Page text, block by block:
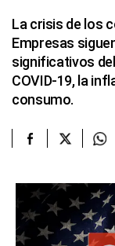
La crisis de los
Empresas
significativos
COVID-19, la
consumo.